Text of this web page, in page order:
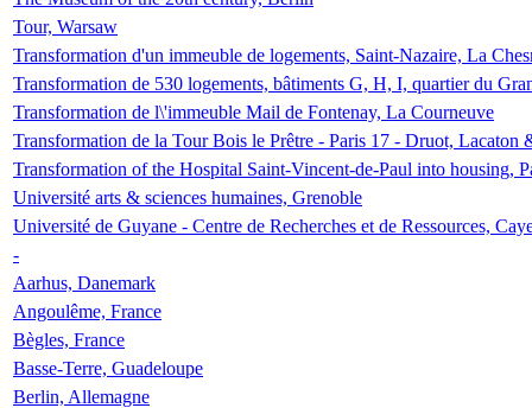
Tour, Warsaw
Transformation d'un immeuble de logements, Saint-Nazaire, La
Transformation de 530 logements, bâtiments G, H, I, quartier du
Transformation de l\'immeuble Mail de Fontenay, La Courneuve
Transformation de la Tour Bois le Prêtre - Paris 17 - Druot, Lacaton
Transformation of the Hospital Saint-Vincent-de-Paul into housing,
Université arts & sciences humaines, Grenoble
Université de Guyane - Centre de Recherches et de Ressources,
-
Aarhus, Danemark
Angoulême, France
Bègles, France
Basse-Terre, Guadeloupe
Berlin, Allemagne